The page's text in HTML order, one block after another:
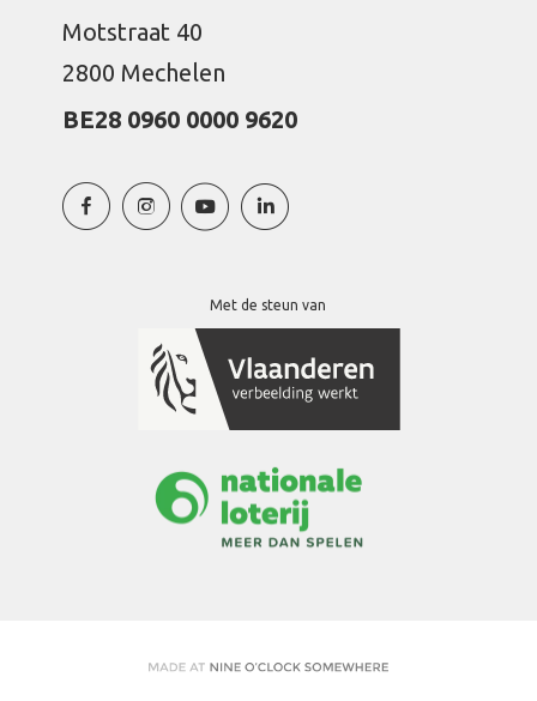
Motstraat 40
2800 Mechelen
BE28 0960 0000 9620
Met de steun van